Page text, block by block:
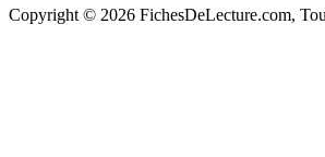
Copyright © 2026 FichesDeLecture.com,